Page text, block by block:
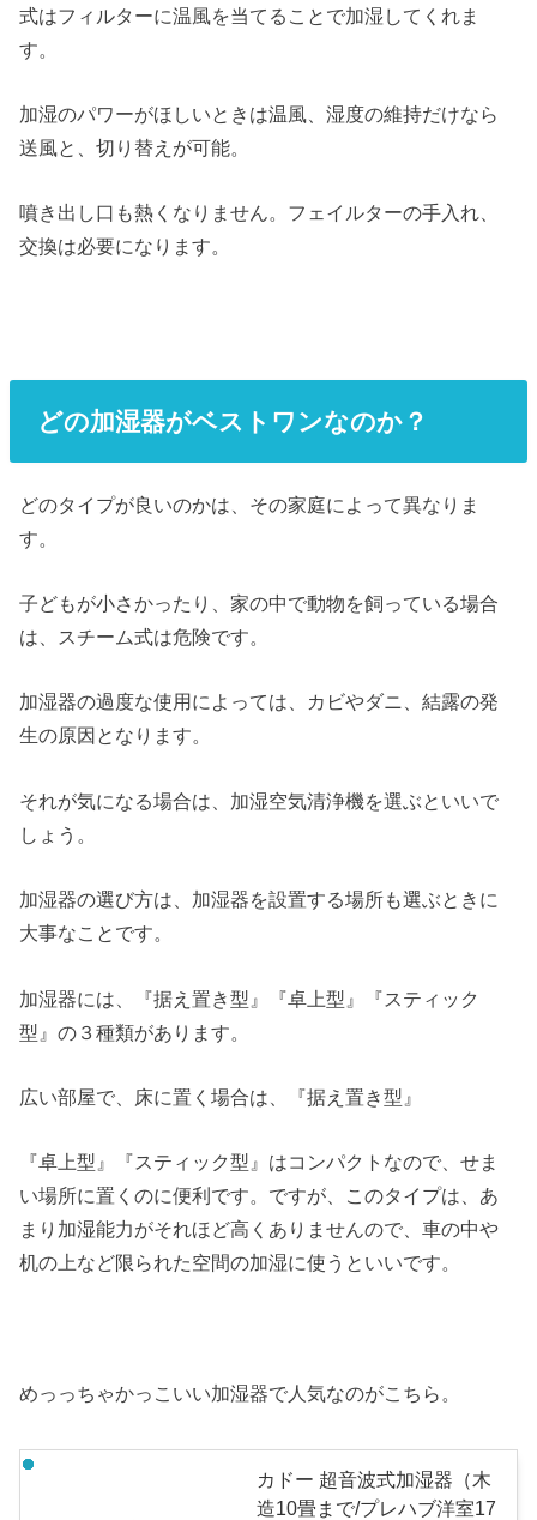
式はフィルターに温風を当てることで加湿してくれま
す。
加湿のパワーがほしいときは温風、湿度の維持だけなら
送風と、切り替えが可能。
噴き出し口も熱くなりません。フェイルターの手入れ、
交換は必要になります。
どの加湿器がベストワンなのか？
どのタイプが良いのかは、その家庭によって異なりま
す。
子どもが小さかったり、家の中で動物を飼っている場合
は、スチーム式は危険です。
加湿器の過度な使用によっては、カビやダニ、結露の発
生の原因となります。
それが気になる場合は、加湿空気清浄機を選ぶといいで
しょう。
加湿器の選び方は、加湿器を設置する場所も選ぶときに
大事なことです。
加湿器には、『据え置き型』『卓上型』『スティック
型』の３種類があります。
広い部屋で、床に置く場合は、『据え置き型』
『卓上型』『スティック型』はコンパクトなので、せま
い場所に置くのに便利です。ですが、このタイプは、あ
まり加湿能力がそれほど高くありませんので、車の中や
机の上など限られた空間の加湿に使うといいです。
めっっちゃかっこいい加湿器で人気なのがこちら。
カドー 超音波式加湿器（木
造10畳まで/プレハブ洋室17